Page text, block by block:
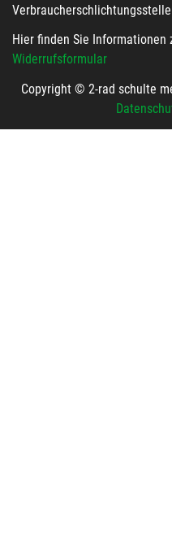
Hier finden Sie Informationen
Widerrufsformular
Copyright © 2-rad schulte